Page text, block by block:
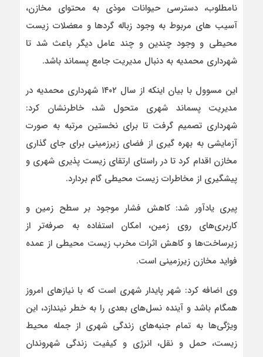
نامطلوب، دسترسی حیوانات موذی به محتوای مخازن،
آسیب های مربوط به وجود زباله گردها و معضلات زیست
محیطی و وجود چندین و چند عامل دیگر باعث شد تا
شهرداری محمدیه به دنبال مدیریت جامع پسماند باشد.
این مسوول با بیان اینکه از سال ۱۴۰۲ شهرداری محمدیه در
مدیریت پسماند شهری متحول شد، خاطرنشان کرد:
شهرداری تصمیم گرفت تا برای نخستین مرتبه به صورت
آزمایشی به بهره گیری از فضای زیرزمینی برای جای گذاری
مخازن اقدام کرد تا در راستای ارتقای زیست پذیری شهری و
پیشگیری از مخاطرات زیست محیطی گام بردارد.
پیری یادآور شد: کاهش فشار موجود بر سطح زمین و
کاربری‌های روی زمین، امکان استفاده به صرفه‌تر از
زیرساخت‌ها و کاهش اثرات مخرب زیست‌ محیطی از عمده
فواید مخازن زیرزمینی است.
وی اضافه کرد: شهر پایدار شهری است که با نیازهای امروز
همگام باشد و آینده نسل‌های بعدی را به خطر نیندازد، این
ویژگی‌ها به تمام جنبه‌های زندگی شهری از جمله محیط
زیست، حمل ‌و نقل، انرژی و کیفیت زندگی شهروندان